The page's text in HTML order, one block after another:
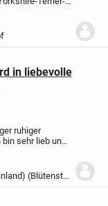
und
in liebevolle
ruhiger
sehr lieb und
zurecht. Katzen
hinterher und...42799 Leichlingen (Rheinland) (Blütenstadt)